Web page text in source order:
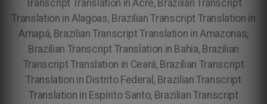
Transcript Translation in Acre, Brazilian Transcript
Translation in Alagoas, Brazilian Transcript Translation in
Amapá, Brazilian Transcript Translation in Amazonas,
Brazilian Transcript Translation in Bahia, Brazilian
Transcript Translation in Ceará, Brazilian Transcript
Translation in Distrito Federal, Brazilian Transcript
Translation in Espírito Santo, Brazilian Transcript